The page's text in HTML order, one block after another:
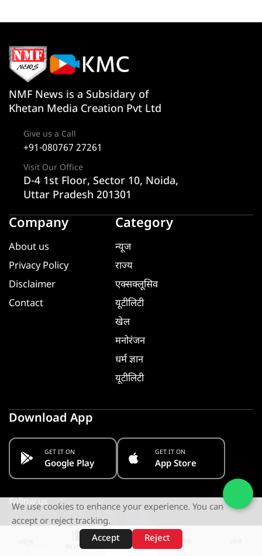
वेब स्टोरीज़
NMF News is a Subsidary of
Khetan Media Creation Pvt Ltd
Give us a Call
+91-080767 27261
Visit Our Office
D-4 1st Floor, Sector 10, Noida,
Uttar Pradesh 201301
Company
About us
Privacy Policy
Disclaimer
Contact
Category
न्यूज
राज्य
एक्सक्लूसिव
यूटीलिटी
खेल
मनोरंजन
धर्म ज्ञान
यूटीलिटी
Download App
GET IT ON
Google Play
GET IT ON
App Store
Follow us
Stay Informed. Get Notified
We use cookies to enhance your experience. You can
accept or reject tracking.
Accept
Reject